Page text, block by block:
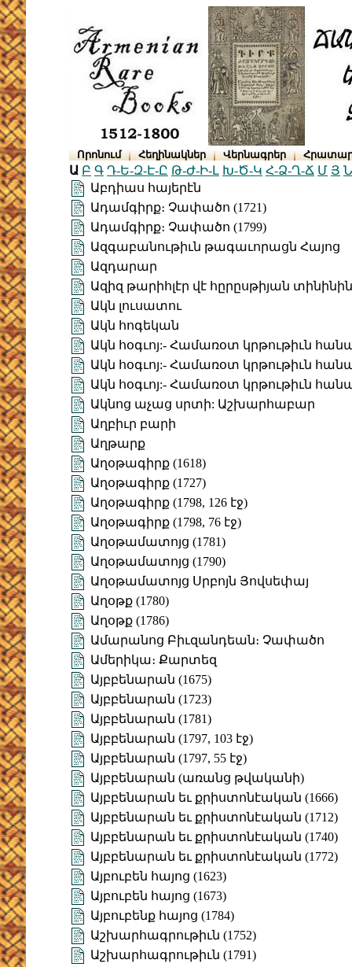
Որոնում Հեղինակներ Վերնագրեր
Ա Բ Գ Դ-Ե-Զ-Է-Ը Թ-Ժ-Ի-Լ Խ-Ծ-Կ Հ-Ձ-Ղ-Ճ Մ Յ
Աբդիաս հայերէն
Ադամգիրք։ Չափածո (1721)
Ադամգիրք։ Չափածո (1799)
Ազգաբանութիւն թագաւորացն Հայոց
Ազդարար
Ազիզ թարիհլէր վէ հըրըսթիյան
Ակն լուսատու
Ակն հոգեկան
Ակն հօգւոյ:- Համառօտ կրթութիւն
Ակն հօգւոյ:- Համառօտ կրթութիւն
Ակն հօգւոյ:- Համառօտ կրթութիւն
Ակնոց աչաց սրտի: Աշխարհաբար
Աղբիւր բարի
Աղթարք
Աղօթագիրք (1618)
Աղօթագիրք (1727)
Աղօթագիրք (1798, 126 էջ)
Աղօթագիրք (1798, 76 էջ)
Աղօթամատոյց (1781)
Աղօթամատոյց (1790)
Աղօթամատոյց Սրբոյն Յովսեփայ
Աղօթք (1780)
Աղօթք (1786)
Ամարանոց Բիւզանդեան։ Չափածո
Ամերիկա։ Քարտեզ
Այբբենարան (1675)
Այբբենարան (1723)
Այբբենարան (1781)
Այբբենարան (1797, 103 էջ)
Այբբենարան (1797, 55 էջ)
Այբբենարան (առանց թվականի)
Այբբենարան եւ քրիստոնէական (1666)
Այբբենարան եւ քրիստոնէական (1712)
Այբբենարան եւ քրիստոնէական (1740)
Այբբենարան եւ քրիստոնէական (1772)
Այբուբեն հայոց (1623)
Այբուբեն հայոց (1673)
Այբուբենք հայոց (1784)
Աշխարհագրութիւն (1752)
Աշխարհագրութիւն (1791)